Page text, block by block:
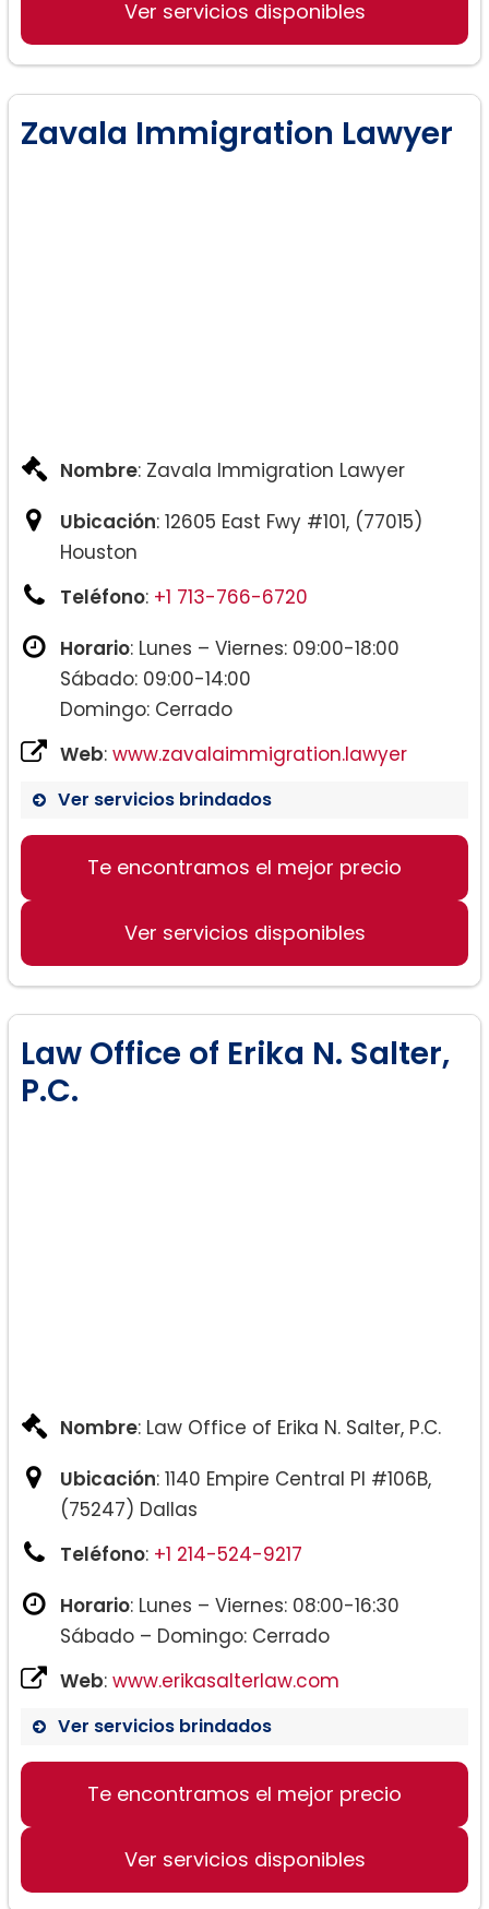
Ver servicios disponibles
Zavala Immigration Lawyer
Nombre: Zavala Immigration Lawyer
Ubicación: 12605 East Fwy #101, (77015)
Houston
Teléfono: +1 713-766-6720
Horario: Lunes – Viernes: 09:00-18:00
Sábado: 09:00-14:00
Domingo: Cerrado
Web: www.zavalaimmigration.lawyer
Ver servicios brindados
Te encontramos el mejor precio
Ver servicios disponibles
Law Office of Erika N. Salter,
P.C.
Nombre: Law Office of Erika N. Salter, P.C.
Ubicación: 1140 Empire Central Pl #106B,
(75247) Dallas
Teléfono: +1 214-524-9217
Horario: Lunes – Viernes: 08:00-16:30
Sábado – Domingo: Cerrado
Web: www.erikasalterlaw.com
Ver servicios brindados
Te encontramos el mejor precio
Ver servicios disponibles